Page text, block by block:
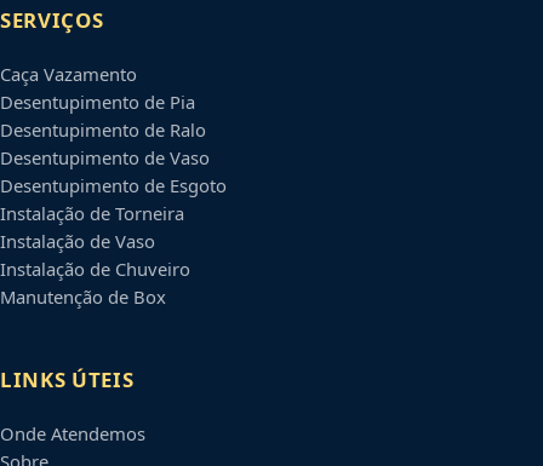
SERVIÇOS
Caça Vazamento
Desentupimento de Pia
Desentupimento de Ralo
Desentupimento de Vaso
Desentupimento de Esgoto
Instalação de Torneira
Instalação de Vaso
Instalação de Chuveiro
Manutenção de Box
LINKS ÚTEIS
Onde Atendemos
Sobre